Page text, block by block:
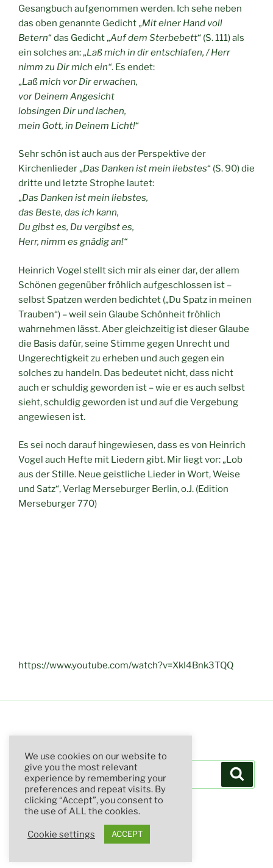
Gesangbuch aufgenommen werden. Ich sehe neben
das oben genannte Gedicht „Mit einer Hand voll
Betern“ das Gedicht „Auf dem Sterbebett“ (S. 111) als
ein solches an: „Laß mich in dir entschlafen, / Herr
nimm zu Dir mich ein“. Es endet:
„Laß mich vor Dir erwachen,
vor Deinem Angesicht
lobsingen Dir und lachen,
mein Gott, in Deinem Licht!“
Sehr schön ist auch aus der Perspektive der
Kirchenlieder „Das Danken ist mein liebstes“ (S. 90) die
dritte und letzte Strophe lautet:
„Das Danken ist mein liebstes,
das Beste, das ich kann,
Du gibst es, Du vergibst es,
Herr, nimm es gnädig an!“
Heinrich Vogel stellt sich mir als einer dar, der allem
Schönen gegenüber fröhlich aufgeschlossen ist –
selbst Spatzen werden bedichtet („Du Spatz in meinen
Trauben“) – weil sein Glaube Schönheit fröhlich
wahrnehmen lässt. Aber gleichzeitig ist dieser Glaube
die Basis dafür, seine Stimme gegen Unrecht und
Ungerechtigkeit zu erheben und auch gegen ein
solches zu handeln. Das bedeutet nicht, dass nicht
auch er schuldig geworden ist – wie er es auch selbst
sieht, schuldig geworden ist und auf die Vergebung
angewiesen ist.
Es sei noch darauf hingewiesen, dass es von Heinrich
Vogel auch Hefte mit Liedern gibt. Mir liegt vor: „Lob
aus der Stille. Neue geistliche Lieder in Wort, Weise
und Satz“, Verlag Merseburger Berlin, o.J. (Edition
Merseburger 770)
https://www.youtube.com/watch?v=XkI4Bnk3TQQ
Suchen
nach:
Stolz präsentiert von WordPress
We use cookies on our website to
give you the most relevant
experience by remembering your
preferences and repeat visits. By
clicking “Accept”, you consent to
the use of ALL the cookies.
Cookie settings ACCEPT